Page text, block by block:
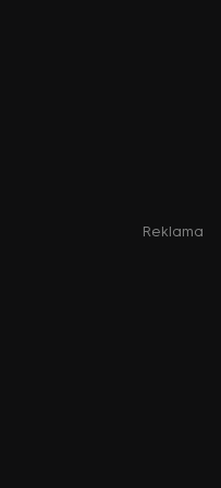
Reklama